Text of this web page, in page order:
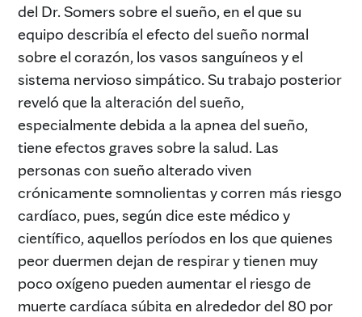
del Dr. Somers sobre el sueño, en el que su
equipo describía el efecto del sueño normal
sobre el corazón, los vasos sanguíneos y el
sistema nervioso simpático. Su trabajo posterior
reveló que la alteración del sueño,
especialmente debida a la apnea del sueño,
tiene efectos graves sobre la salud. Las
personas con sueño alterado viven
crónicamente somnolientas y corren más riesgo
cardíaco, pues, según dice este médico y
científico, aquellos períodos en los que quienes
peor duermen dejan de respirar y tienen muy
poco oxígeno pueden aumentar el riesgo de
muerte cardíaca súbita en alrededor del 80 por